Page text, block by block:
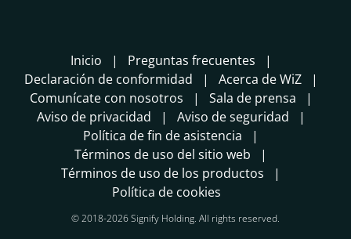
Inicio
Preguntas frecuentes
Declaración de conformidad
Acerca de WiZ
Comunícate con nosotros
Sala de prensa
Aviso de privacidad
Aviso de seguridad
Política de fin de asistencia
Términos de uso del sitio web
Términos de uso de los productos
Política de cookies
© 2018-2026 Signify Holding. All rights reserved.